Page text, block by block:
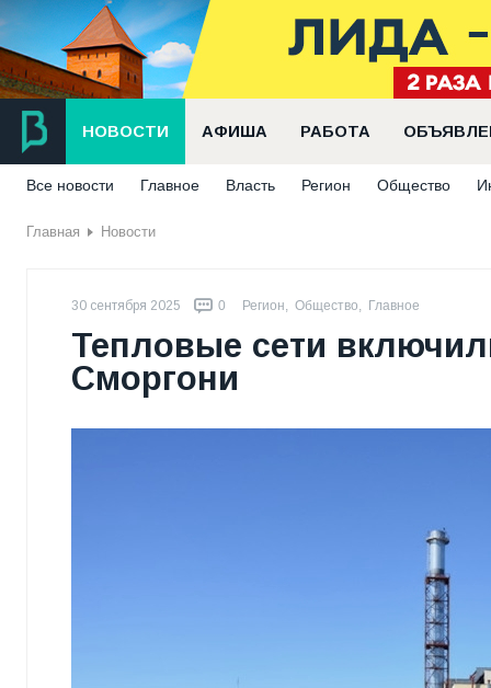
НОВОСТИ АФИША РАБОТА
Все новости Главное Власть Регион Общество
Главная Новости
30 сентября 2025 0 Регион, Общество, Главное
Тепловые сети
Сморгони